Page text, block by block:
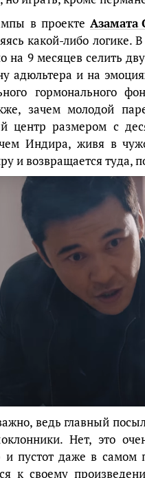
в проекте Азамата
какой-либо логике.
на 9 месяцев селить
адюльтера и на
гормонального
зачем молодой
центр размером с
Индира, живя в
и возвращается туда,
ведь главный
Нет, это
и пустот даже в самом
к своему